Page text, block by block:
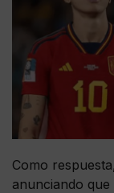
Como
anunciando que